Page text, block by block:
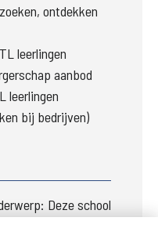
ontdekken
leerlingen
aanbod
leerlingen
bij bedrijven)
Deze school